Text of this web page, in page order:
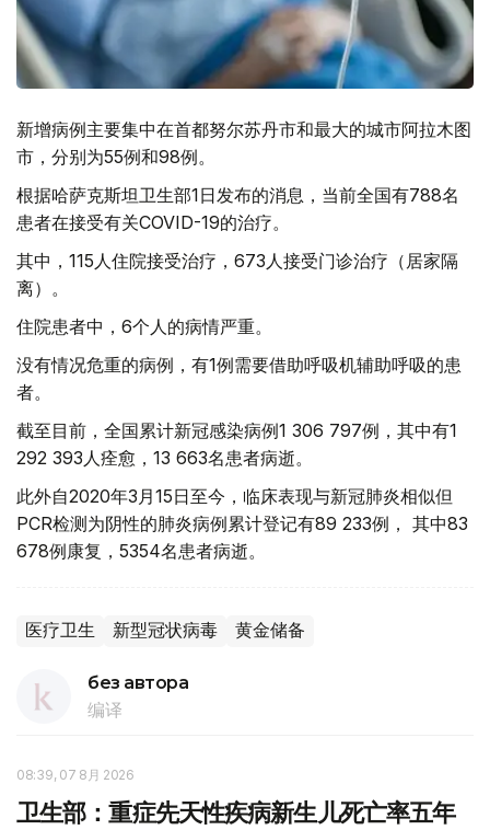
新增病例主要集中在首都努尔苏丹市和最大的城市阿拉木图
市，分别为55例和98例。
根据哈萨克斯坦卫生部1日发布的消息，当前全国有788名
患者在接受有关COVID-19的治疗。
其中，115人住院接受治疗，673人接受门诊治疗（居家隔
离）。
住院患者中，6个人的病情严重。
没有情况危重的病例，有1例需要借助呼吸机辅助呼吸的患
者。
截至目前，全国累计新冠感染病例1 306 797例，其中有1
292 393人痊愈，13 663名患者病逝。
此外自2020年3月15日至今，临床表现与新冠肺炎相似但
PCR检测为阴性的肺炎病例累计登记有89 233例， 其中83
678例康复，5354名患者病逝。
医疗卫生 新型冠状病毒 黄金储备
без автора
编译
08:39, 07 8月 2026
卫生部：重症先天性疾病新生儿死亡率五年